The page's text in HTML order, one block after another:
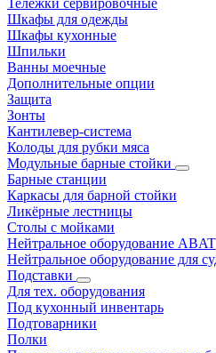
Тележки сервировочные
Шкафы для одежды
Шкафы кухонные
Шпильки
Ванны моечные
Дополнительные опции
Защита
Зонты
Кантилевер-система
Колоды для рубки мяса
Модульные барные стойки
Барные станции
Каркасы для барной стойки
Ликёрные лестницы
Столы с мойками
Нейтральное оборудование ABAT
Нейтральное оборудование для
Подставки
Для тех. оборудования
Под кухонный инвентарь
Подтоварники
Полки